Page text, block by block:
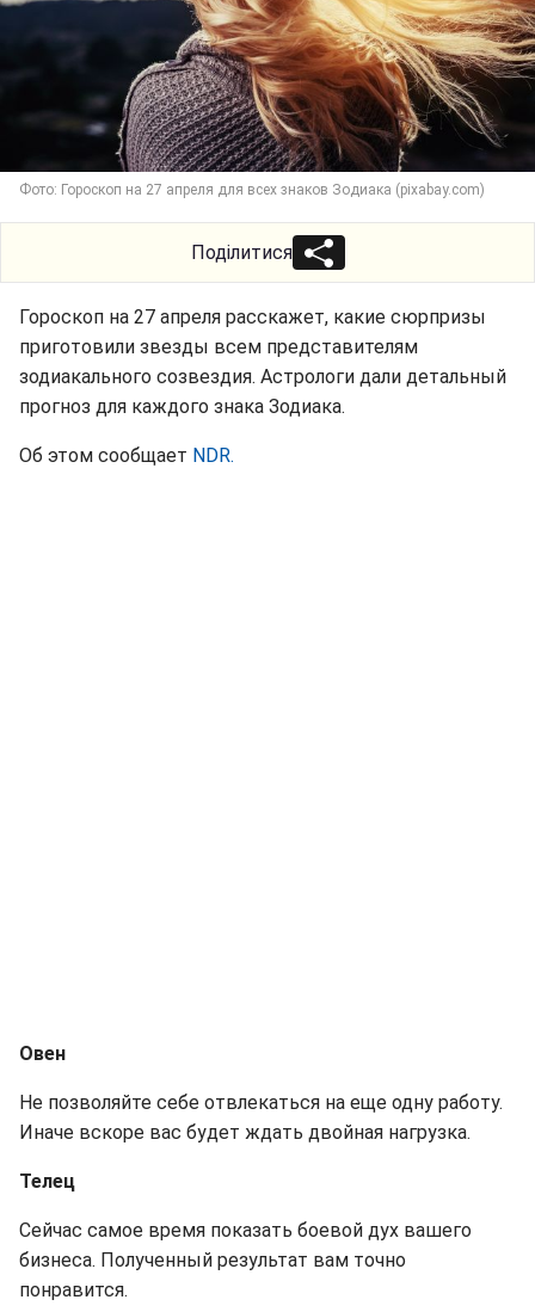
Фото: Гороскоп на 27 апреля для всех знаков Зодиака (pixabay.com)
Поділитися
Гороскоп на 27 апреля расскажет, какие сюрпризы
приготовили звезды всем представителям
зодиакального созвездия. Астрологи дали детальный
прогноз для каждого знака Зодиака.
Об этом сообщает NDR.
Овен
Не позволяйте себе отвлекаться на еще одну работу.
Иначе вскоре вас будет ждать двойная нагрузка.
Телец
Сейчас самое время показать боевой дух вашего
бизнеса. Полученный результат вам точно
понравится.